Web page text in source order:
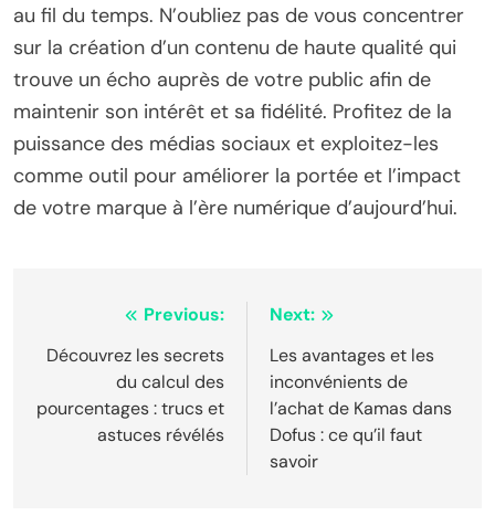
au fil du temps. N’oubliez pas de vous concentrer
sur la création d’un contenu de haute qualité qui
trouve un écho auprès de votre public afin de
maintenir son intérêt et sa fidélité. Profitez de la
puissance des médias sociaux et exploitez-les
comme outil pour améliorer la portée et l’impact
de votre marque à l’ère numérique d’aujourd’hui.
navigation
Previous:
Découvrez les secrets
du calcul des
pourcentages : trucs et
astuces révélés
Next:
Les avantages et les
inconvénients de
l’achat de Kamas dans
Dofus : ce qu’il faut
savoir